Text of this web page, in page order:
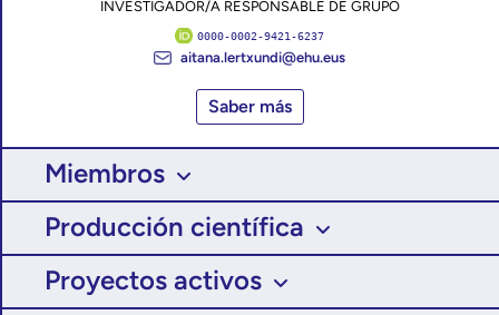
INVESTIGADOR/A RESPONSABLE DE GRUPO
0000-0002-9421-6237
aitana.lertxundi@ehu.eus
Saber más
Miembros
Producción científica
Proyectos activos